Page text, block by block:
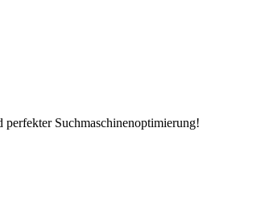
Suchmaschinenoptimierung!